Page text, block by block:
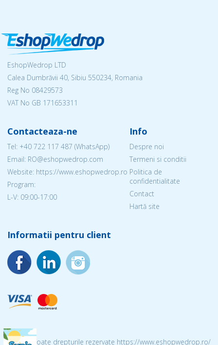
EshopWedrop LTD
Calea Dumbrăvii 40, Sibiu 550234, Romania
Reg No 08429573
VAT No GB 171653311
Contacteaza-ne
Tel: +40 722 117 487 (WhatsApp)
Email: RO@eshopwedrop.com
Website: https://www.eshopwedrop.ro
Program:
L-V: 09:00-17:00
Info
Despre noi
Termeni si conditii
Politica de
confidentialitate
Contact
Hartă site
Informatii pentru client
© 2026 Toate drepturile rezervate https://www.eshopwedrop.ro/